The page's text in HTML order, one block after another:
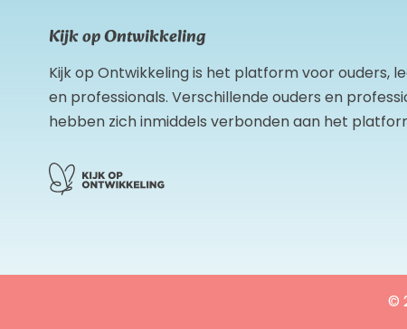
Kijk op Ontwikkeling
Kijk op Ontwikkeling is het platform voor ouders,
en professionals. Verschillende ouders en
hebben zich inmiddels verbonden aan het
©